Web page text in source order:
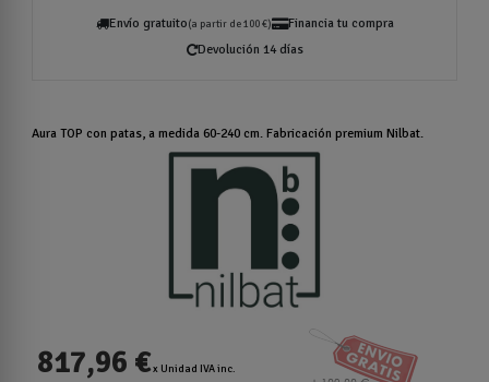
Envío gratuito(a partir de 100 €)
Financia tu compra
Devolución 14 días
Aura TOP con patas, a medida 60-240 cm. Fabricación premium Nilbat.
817,96 €x Unidad IVA inc.